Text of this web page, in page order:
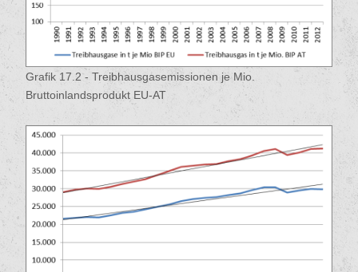
Grafik 17.2 - Treibhausgasemissionen je Mio.
Bruttoinlandsprodukt EU-AT